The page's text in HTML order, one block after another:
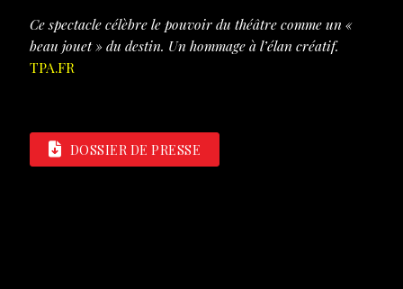
Ce spectacle célèbre le pouvoir du théâtre comme un «
beau jouet » du destin. Un hommage à l’élan créatif.
TPA.FR
DOSSIER DE PRESSE